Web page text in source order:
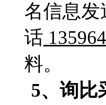
名信息发
话
料。
5、询比